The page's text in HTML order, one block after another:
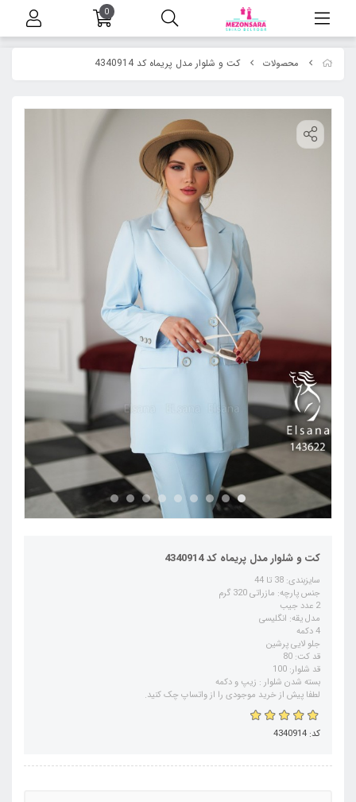
محصولات کت و شلوار مدل پریماه کد 4340914
کت و شلوار مدل پریماه کد 4340914
سایزبندی: 38 تا 44
جنس پارچه: مازراتی 320 گرم
2 عدد جیب
مدل یقه: انگلیسی
4 دکمه
جلو لایی پرشین
قد کت: 80
قد شلوار: 100
بسته شدن شلوار : زیپ و دکمه
لطفا پیش از خرید موجودی را از واتساپ چک کنید.
کد: 4340914
0